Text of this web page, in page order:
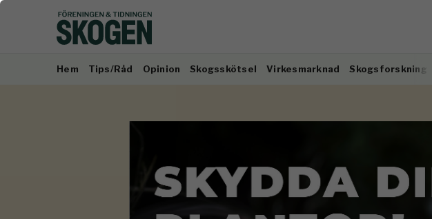
Hem Tips/Råd Opinion Skogsskötsel Virkesmarknad Skogsforskning